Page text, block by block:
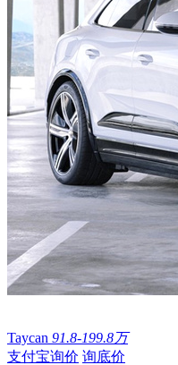
Taycan 91.8-199.8万
支付宝询价 询底价